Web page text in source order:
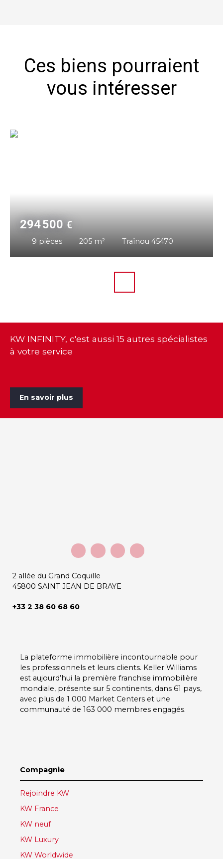
Ces biens pourraient
vous intéresser
294 500€
9 pièces 205 m² Traînou 45470
KW INFINITY, c'est aussi 15 autres spécialistes
à votre service
En savoir plus
2 allée du Grand Coquille
45800 SAINT JEAN DE BRAYE
+33 2 38 60 68 60
La plateforme immobilière incontournable pour
les professionnels et leurs clients. Keller Williams
est aujourd’hui la première franchise immobilière
mondiale, présente sur 5 continents, dans 61 pays,
avec plus de 1 000 Market Centers et une
communauté de 163 000 membres engagés.
Compagnie
Rejoindre KW
KW France
KW neuf
KW Luxury
KW Worldwide